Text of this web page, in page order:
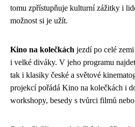
tomu zpřístupňuje kulturní zážitky i
možnost si je užít.
Kino na kolečkách jezdí po celé
i velké diváky. V jeho programu
tak i klasiky české a světové
projekcí pořádá Kino na kolečkách i
workshopy, besedy s tvůrci filmů